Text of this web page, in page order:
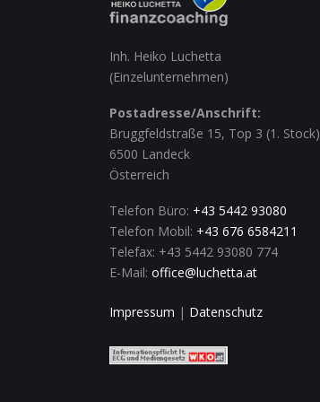
Inh. Heiko Luchetta
(Einzelunternehmen)
Postadresse/Anschrift:
Bruggfeldstraße 15, Top 3 (1. Stock)
6500 Landeck
Österreich
Telefon Büro: +43 5442 93080
Telefon Mobil: +43 676 6584211
Telefax: +43 5442 93080 774
E-Mail: office@luchetta.at
Impressum | Datenschutz